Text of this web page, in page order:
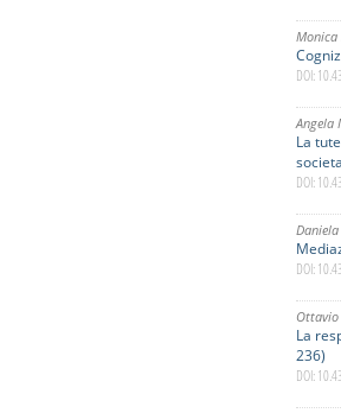
Monica
DOI:
Angela
La
DOI:
DOI:
Ottavio
La
236)
DOI: